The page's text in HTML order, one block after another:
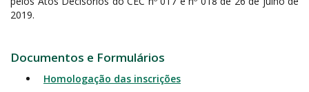
2019.
Documentos e Formulários
Homologação das inscrições